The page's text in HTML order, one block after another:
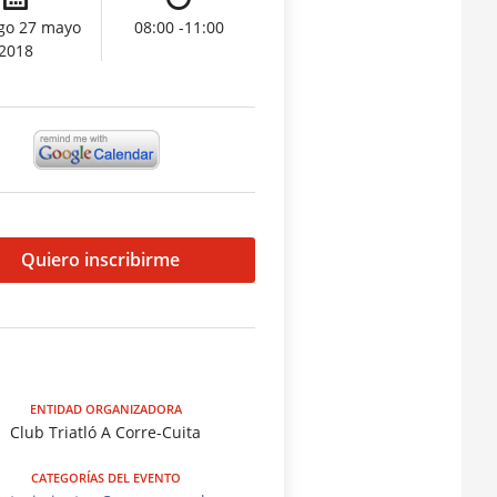
27 mayo
08:00 -11:00
Quiero inscribirme
ENTIDAD ORGANIZADORA
Club Triatló A Corre-Cuita
CATEGORÍAS DEL EVENTO